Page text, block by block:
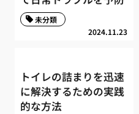
2024.11.23
未分類
トイレの詰まりを迅速
に解決するための実践
的な方法